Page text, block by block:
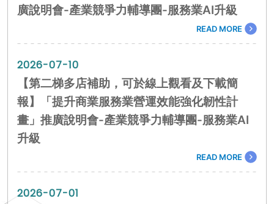
廣說明會-產業競爭力輔導團-服務業AI升級
READ MORE
2026-07-10
【第二梯多店補助，可於線上觀看及下載簡
報】「提升商業服務業營運效能強化韌性計
畫」推廣說明會-產業競爭力輔導團-服務業AI
升級
READ MORE
2026-07-01